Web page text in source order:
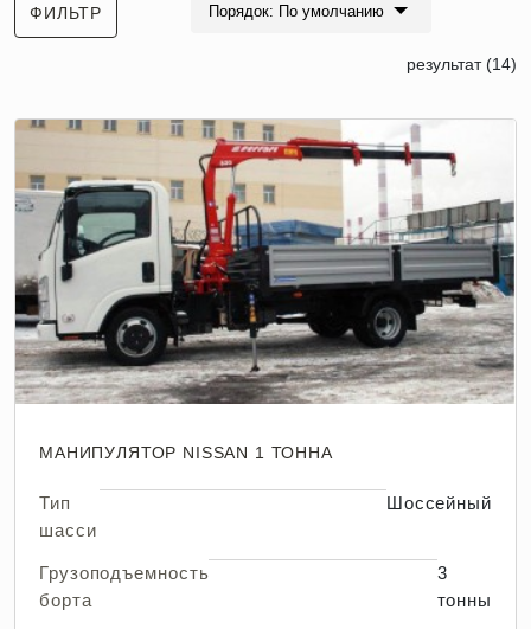
ФИЛЬТР Порядок: По умолчанию
результат (14)
МАНИПУЛЯТОР NISSAN 1 ТОННА
Тип
шасси
Шоссейный
Грузоподъемность
борта
3
тонны